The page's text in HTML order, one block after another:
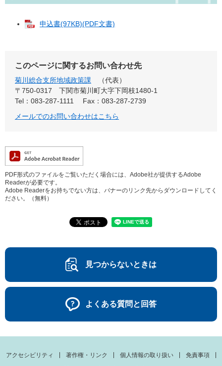
申込書(97KB)(PDF文書)
このページに関するお問い合わせ先
菊川総合支所地域政策課
代表
〒750-0317
下関市菊川町大字下岡枝1480-1
Tel：083-287-1111
Fax：083-287-2739
メールでのお問い合わせはこちら
PDF形式のファイルをご覧いただく場合には、Adobe社が提供するAdobe
Readerが必要です。
Adobe Readerをお持ちでない方は、バナーのリンク先からダウンロードしてく
ださい。（無料）
見つからないときは
よくある質問と回答
アクセシビリティ 著作権・リンク 個人情報の取り扱い 免責事項